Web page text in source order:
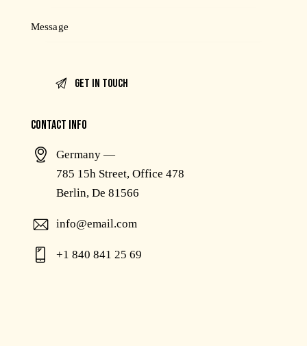
CONTACT INFO
Germany —
785 15h Street, Office 478
Berlin, De 81566
info@email.com
+1 840 841 25 69